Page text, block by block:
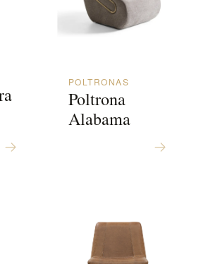
POLTRONAS
Poltrona
Alabama